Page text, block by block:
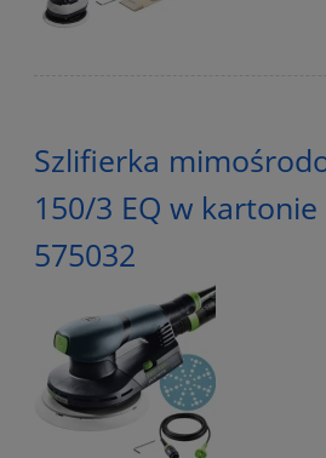
Szlifierka
150/3 EQ w kartonie
575032